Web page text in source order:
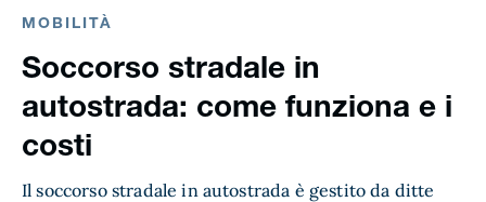
MOBILITÀ
Soccorso stradale in
autostrada: come funziona e i
costi
Il soccorso stradale in autostrada è gestito da ditte